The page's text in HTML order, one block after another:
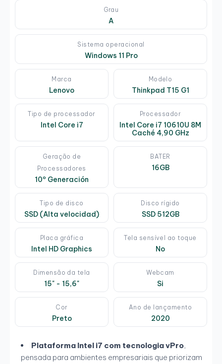
Grau
A
Sistema operacional
Windows 11 Pro
Marca
Lenovo
Modelo
Thinkpad T15 G1
Tipo de processador
Intel Core i7
Processador
Intel Core i7 10610U 8M
Caché 4,90 GHz
Geração de
Processadores
10º Generación
BATER
16GB
Tipo de disco
SSD (Alta velocidad)
Disco rígido
SSD 512GB
Placa gráfica
Intel HD Graphics
Tela sensível ao toque
No
Dimensão da tela
15" - 15,6"
Webcam
Si
Cor
Preto
Ano de lançamento
2020
Plataforma Intel i7 com tecnologia vPro,
pensada para ambientes empresariais que priorizam